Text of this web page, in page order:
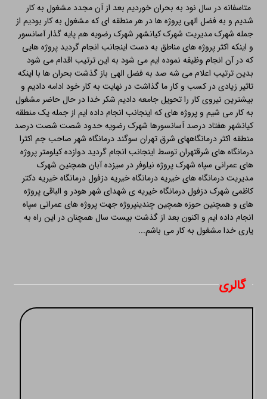
متاسفانه در سال نود به بحران خوردیم بعد از آن مجدد مشغول به کار
شدیم و به فضل الهی پروژه ها در هر منطقه ای که مشغول به کار بودیم از
جمله شهرک مدیریت شهرک کیانشهر شهرک رضویه هم پایه گذار آسانسور
و اینکه اکثر پروژه های مناطق به دست اینجانب انجام گردید پروژه هایی
که در آن انجام وظیفه نموده ایم می شود به این ترتیب اقدام می شود
بدین ترتیب اعلام می شه صد به فضل الهی باز گذشت بحران ها با اینکه
تاثیر زیادی در کسب و کار ما گذاشت در نهایت به کار خود ادامه دادیم و
بیشترین نیروی کار را تحویل جامعه دادیم شکر خدا در حال حاضر مشغول
به کار می شیم و پروژه های که اینجانب انجام داده ایم از جمله یک منطقه
کیانشهر هفتاد درصد آسانسورها شهرک رضویه حدود شصت شصت درصد
منطقه اکثر درمانگاههای شرق تهران سوگند درمانگاه شهر صاحب جم اکثرا
درمانگاه های شرقتهران توسط اینجانب انجام گردید دوازده کیلومتر پروژه
های عمرانی سپاه شهرک پروژه نیلوفر در سیزده آبان همچنین شهرک
مدیریت درمانگاه های خیریه درمانگاه خیریه دزفول درمانگاه خیریه دکتر
کاظمی شهرک دزفول درمانگاه خیریه ی شهدای شهر هودر و الباقی پروژه
های و همچنین حوزه همچین چندینپروژه جهت پروژه های عمرانی سپاه
انجام داده ایم و اکنون بعد از گذشت بیست سال همچنان در این راه به
یاری خدا مشغول به کار می باشم...
گالری